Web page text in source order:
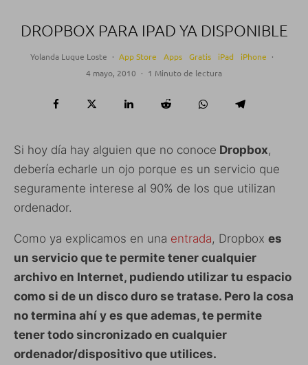
DROPBOX PARA IPAD YA DISPONIBLE
Yolanda Luque Loste · App Store Apps Gratis iPad iPhone ·
4 mayo, 2010 · 1 Minuto de lectura
Si hoy día hay alguien que no conoce Dropbox,
debería echarle un ojo porque es un servicio que
seguramente interese al 90% de los que utilizan
ordenador.
Como ya explicamos en una entrada, Dropbox es
un servicio que te permite tener cualquier
archivo en Internet, pudiendo utilizar tu espacio
como si de un disco duro se tratase. Pero la cosa
no termina ahí y es que ademas, te permite
tener todo sincronizado en cualquier
ordenador/dispositivo que utilices.